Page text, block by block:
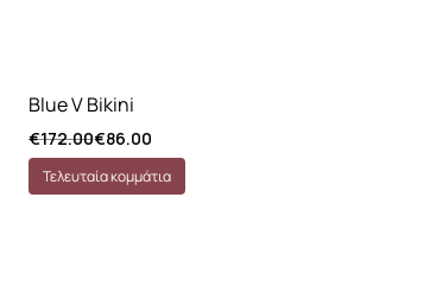
Blue V Bikini
€172.00€86.00
Τελευταία κομμάτια